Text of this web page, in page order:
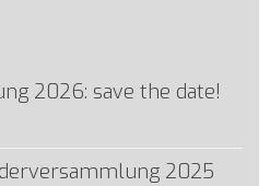
2026: save the date!
2025